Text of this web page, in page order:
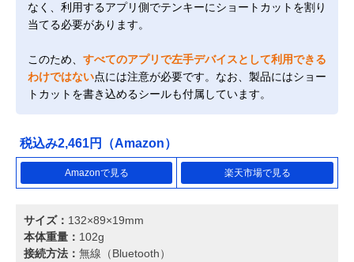
なく、利用するアプリ側でテンキーにショートカットを割り
当てる必要があります。
このため、 すべてのアプリで左手デバイスとして利用できる
わけではない点には注意が必要です。なお、製品にはショー
トカットを書き込めるシールも付属しています。
税込み2,461円（Amazon）
Amazonで見る 楽天市場で見る
サイズ： 132×89×19mm
本体重量： 102g
接続方法： 無線（Bluetooth）